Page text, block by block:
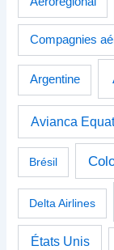
Compagnies
Argentine
Avianca
Brésil
Delta Airlines
États Unis